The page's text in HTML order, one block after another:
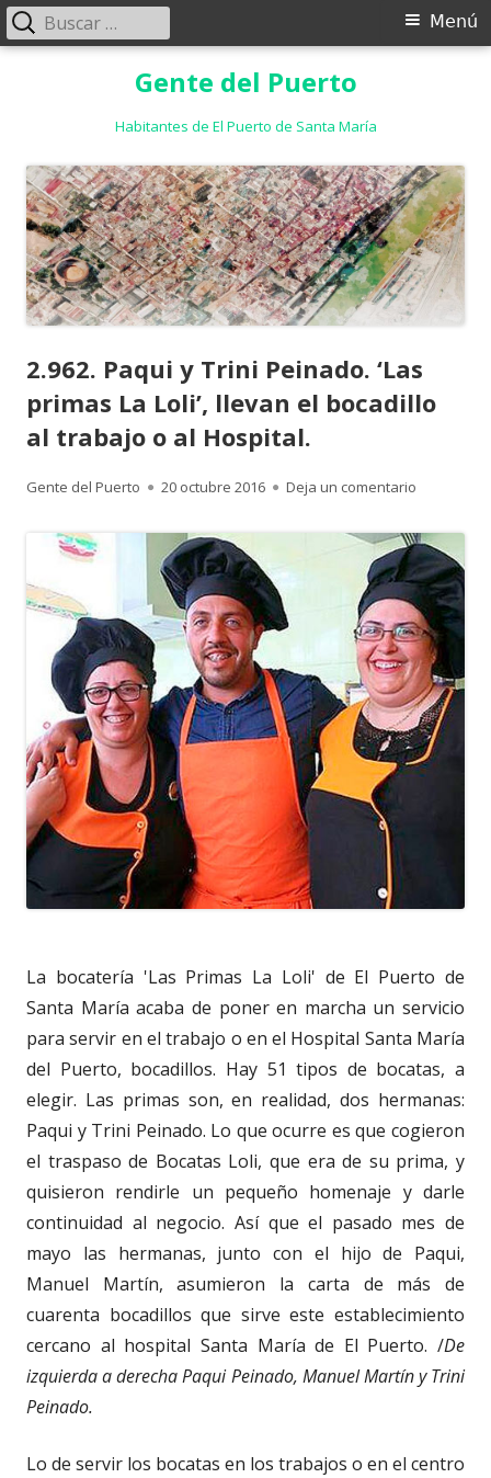
Gente del Puerto
Habitantes de El Puerto de Santa María
Menú
Menú
Buscar:
2.962. Paqui y Trini Peinado. ‘Las
primas La Loli’, llevan el bocadillo
al trabajo o al Hospital.
Autor
Gente del Puerto
Publicado
20 octubre 2016 Deja un comentario
La bocatería 'Las Primas La Loli' de El Puerto de
Santa María acaba de poner en marcha un servicio
para servir en el trabajo o en el Hospital Santa María
del Puerto, bocadillos. Hay 51 tipos de bocatas, a
elegir. Las primas son, en realidad, dos hermanas:
Paqui y Trini Peinado. Lo que ocurre es que cogieron
el traspaso de Bocatas Loli, que era de su prima, y
quisieron rendirle un pequeño homenaje y darle
continuidad al negocio. Así que el pasado mes de
mayo las hermanas, junto con el hijo de Paqui,
Manuel Martín, asumieron la carta de más de
cuarenta bocadillos que sirve este establecimiento
cercano al hospital Santa María de El Puerto. /De
izquierda a derecha Paqui Peinado, Manuel Martín y Trini
Peinado.
Lo de servir los bocatas en los trabajos o en el centro